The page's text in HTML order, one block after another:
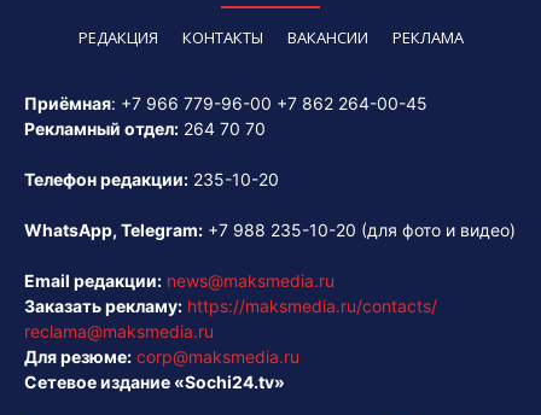
РЕДАКЦИЯ КОНТАКТЫ ВАКАНСИИ РЕКЛАМА
Приёмная: +7 966 779-96-00 +7 862 264-00-45
Рекламный отдел: 264 70 70
Телефон редакции: 235-10-20
WhatsApp, Telegram: +7 988 235-10-20 (для фото и видео)
Email редакции: news@maksmedia.ru
Заказать рекламу: https://maksmedia.ru/contacts/
reclama@maksmedia.ru
Для резюме: corp@maksmedia.ru
Сетевое издание «Sochi24.tv»